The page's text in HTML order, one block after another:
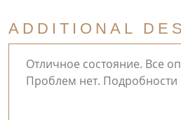
ADDITIONAL
Отличное состояние. Все
Проблем нет. Подробности